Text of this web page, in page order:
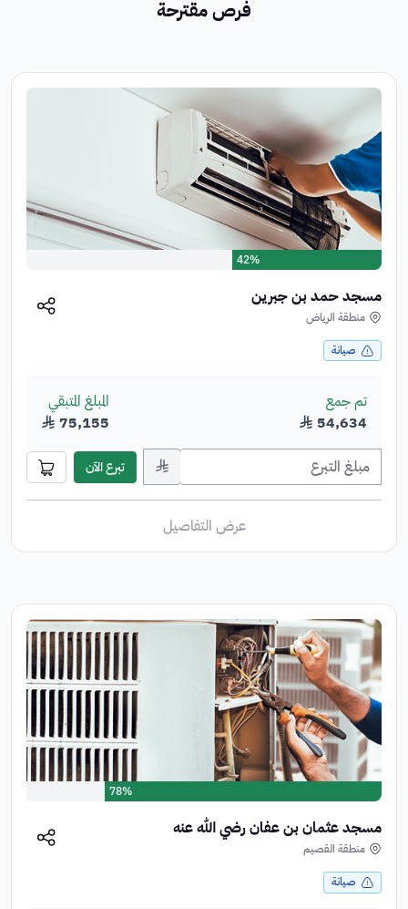
فرص مقترحة
42%
مسجد حمد بن جبرين
منطقة الرياض
صيانة
تم جمع
54,634﷼
المبلغ المتبقي
75,155﷼
﷼
تبرع الآن
عرض التفاصيل
78%
مسجد عثمان بن عفان رضي الله عنه
منطقة القصيم
صيانة